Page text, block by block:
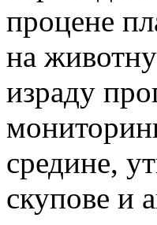
процене
на
израду
средине,
скупове и